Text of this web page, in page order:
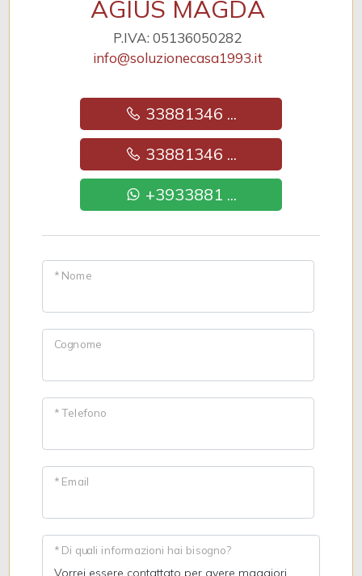
AGIUS MAGDA
P.IVA: 05136050282
info@soluzionecasa1993.it
33881346 ...
33881346 ...
+3933881 ...
* Nome
Cognome
* Telefono
* Email
* Di quali informazioni hai bisogno?